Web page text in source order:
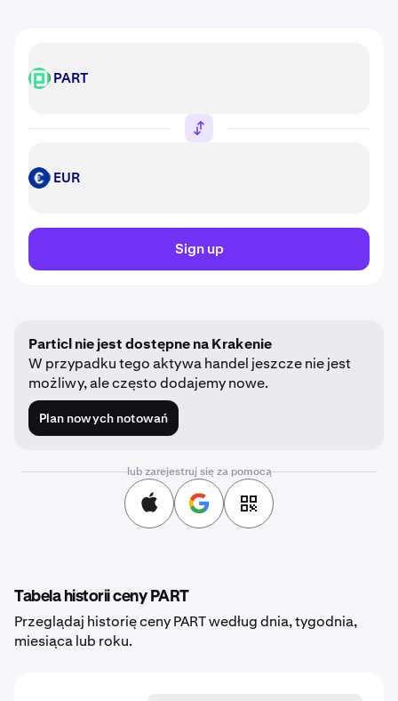
PART PART
EUR EUR
Sign up
Particl nie jest dostępne na Krakenie
W przypadku tego aktywa handel jeszcze nie jest
możliwy, ale często dodajemy nowe.
Plan nowych notowań
lub zarejestruj się za pomocą
Tabela historii ceny PART
Przeglądaj historię ceny PART według dnia, tygodnia,
miesiąca lub roku.